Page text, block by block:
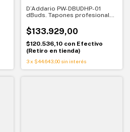
D’Addario PW-DBUDHP-01
dBuds. Tapones profesionales
con sonido claro
$133.929,00
$120.536,10 con Efectivo
(Retiro en tienda)
3 x $44.643,00 sin interés